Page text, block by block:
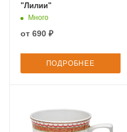
"Лилии"
Много
от 690 ₽
ПОДРОБНЕЕ